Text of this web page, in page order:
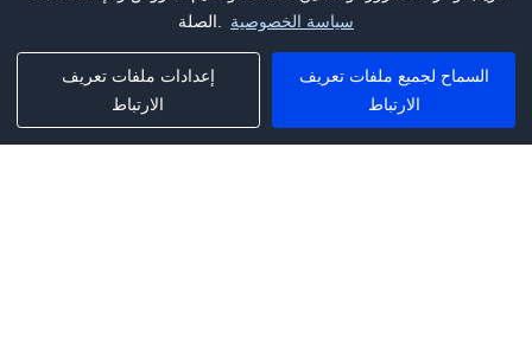
سياسة الخصوصية
إعدادات ملفات تعريف
الارتباط
السماح لجميع ملفات تعريف
الارتباط